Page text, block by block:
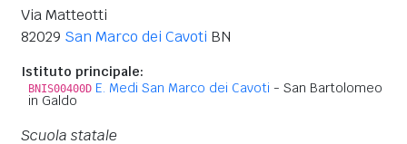
Via Matteotti
82029 San Marco dei Cavoti BN
Istituto principale:
BNIS00400D E. Medi San Marco dei Cavoti - San Bartolomeo
in Galdo
Scuola statale